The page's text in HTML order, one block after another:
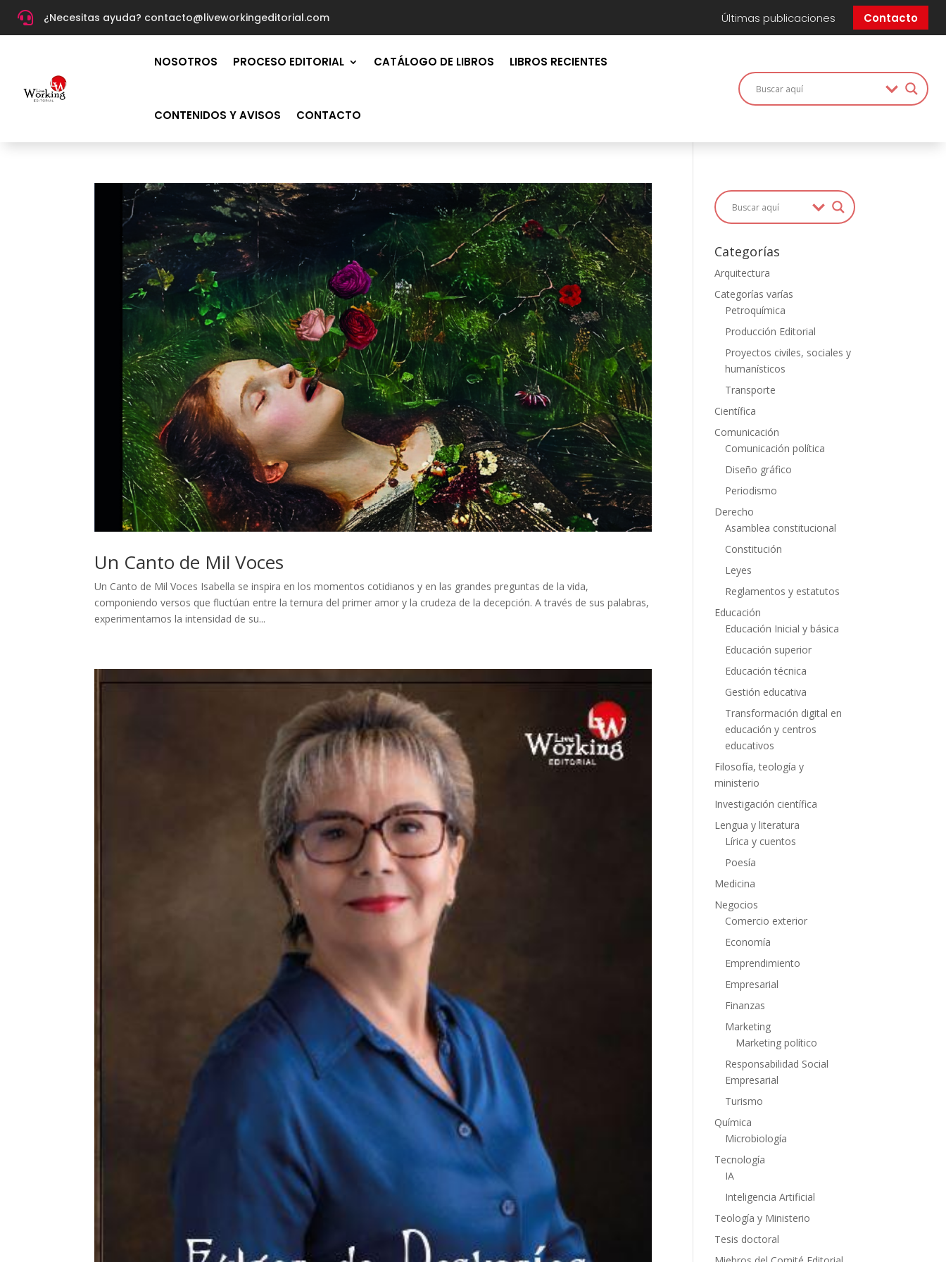
 ¿Necesitas ayuda? contacto@liveworkingeditorial.com Últimas publicaciones Contacto
NOSOTROS PROCESO EDITORIAL CATÁLOGO DE LIBROS LIBROS RECIENTES
CONTENIDOS Y AVISOS CONTACTO
Un Canto de Mil Voces
Un Canto de Mil Voces Isabella se inspira en los momentos cotidianos y en las grandes preguntas de la vida,
componiendo versos que fluctúan entre la ternura del primer amor y la crudeza de la decepción. A través de sus palabras,
experimentamos la intensidad de su...
Categorías
Arquitectura
Categorías varías
Petroquímica
Producción Editorial
Proyectos civiles, sociales y
humanísticos
Transporte
Científica
Comunicación
Comunicación política
Diseño gráfico
Periodismo
Derecho
Asamblea constitucional
Constitución
Leyes
Reglamentos y estatutos
Educación
Educación Inicial y básica
Educación superior
Educación técnica
Gestión educativa
Transformación digital en
educación y centros
educativos
Filosofía, teología y
ministerio
Investigación científica
Lengua y literatura
Lírica y cuentos
Poesía
Medicina
Negocios
Comercio exterior
Economía
Emprendimiento
Empresarial
Finanzas
Marketing
Marketing político
Responsabilidad Social
Empresarial
Turismo
Química
Microbiología
Tecnología
IA
Inteligencia Artificial
Teología y Ministerio
Tesis doctoral